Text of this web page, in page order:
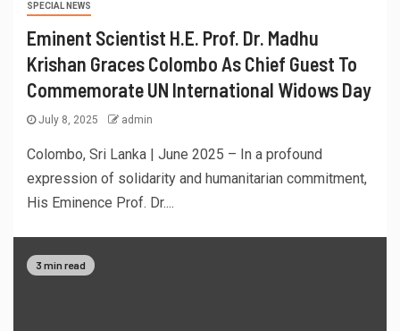
SPECIAL NEWS
Eminent Scientist H.E. Prof. Dr. Madhu
Krishan Graces Colombo As Chief Guest To
Commemorate UN International Widows Day
July 8, 2025 admin
Colombo, Sri Lanka | June 2025 – In a profound
expression of solidarity and humanitarian commitment,
His Eminence Prof. Dr....
3 min read